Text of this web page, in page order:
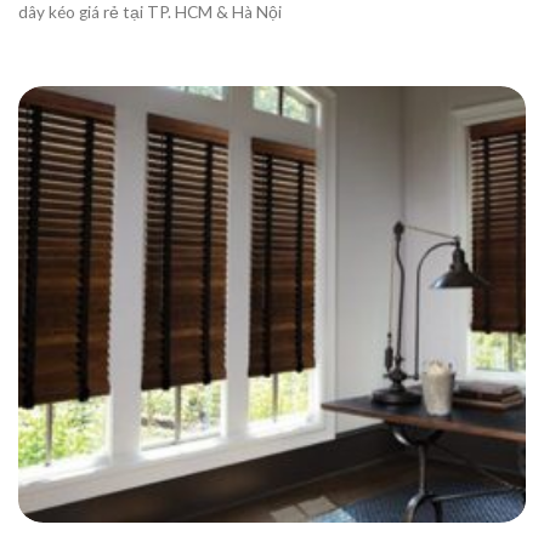
dây kéo giá rẻ tại TP. HCM & Hà Nội